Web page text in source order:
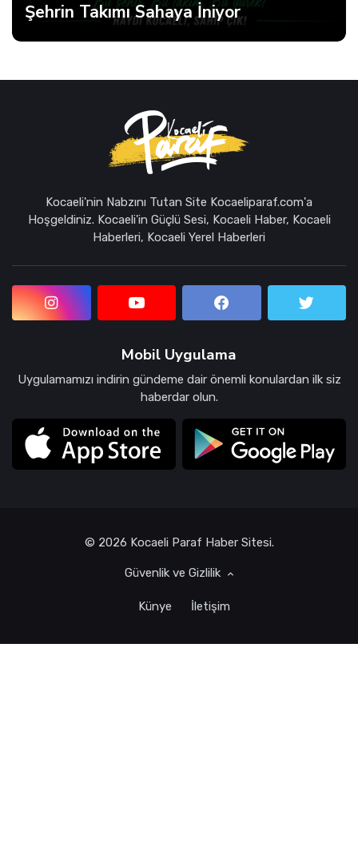
Şehrin Takımı Sahaya İniyor
Kocaeli'nin Nabzını Tutan Site Kocaeliparaf.com'a
Hoşgeldiniz. Kocaeli'in Güçlü Sesi, Kocaeli Haber, Kocaeli
Haberleri, Kocaeli Yerel Haberleri
Mobil Uygulama
Uygulamamızı indirin gündeme dair önemli konulardan ilk siz
haberdar olun.
© 2026 Kocaeli Paraf Haber Sitesi.
Güvenlik ve Gizlilik
Künye İletişim